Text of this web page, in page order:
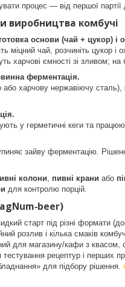
процес — від першої
виробництва комбучі
основи (чай + цукор) і
міцний чай, розчиніть цукор
харчові ємності зі зливом;
ферментація.
або харчову нержавіючу
у герметичні кеги та
зайву ферментацію.
колони пивні крани або
для контролю порцій.
старт під різні формати
розлив і кілька смаків
для магазину/кафи з квасом,
рецептур і перших
для підбору рішення.